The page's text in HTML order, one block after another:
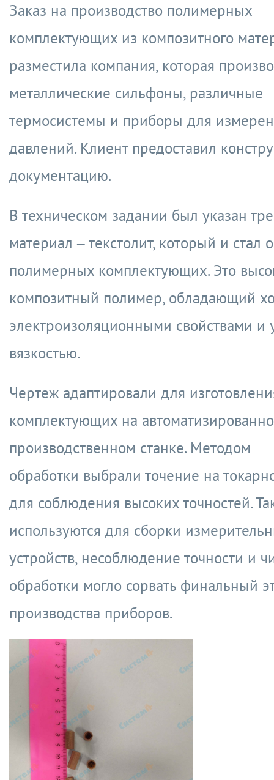
Заказ на производство полимерных
комплектующих из композитного
разместила компания, которая
металлические сильфоны, различные
термосистемы и приборы для
давлений. Клиент предоставил
документацию.
В техническом задании был указан
материал – текстолит, который и стал
полимерных комплектующих. Это
композитный полимер, обладающий
электроизоляционными свойствами и
вязкостью.
Чертеж адаптировали для
комплектующих на
производственном станке. Методом
обработки выбрали точение на
для соблюдения высоких точностей.
используются для сборки
устройств, несоблюдение точности и
обработки могло сорвать финальный
производства приборов.